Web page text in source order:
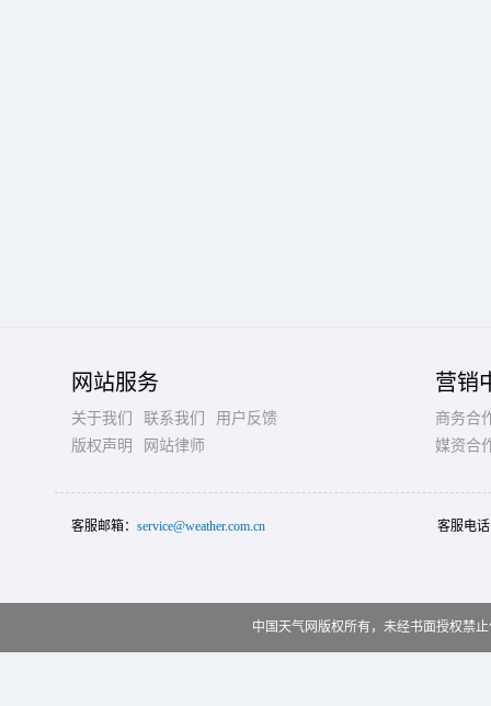
网站服务
关于我们 联系我们
用户反馈
版权声明
网站律师
营销
商务合
媒资合
客服邮箱： service@weather.com.cn 客服电
中国天气网版权所有，未经书面授权